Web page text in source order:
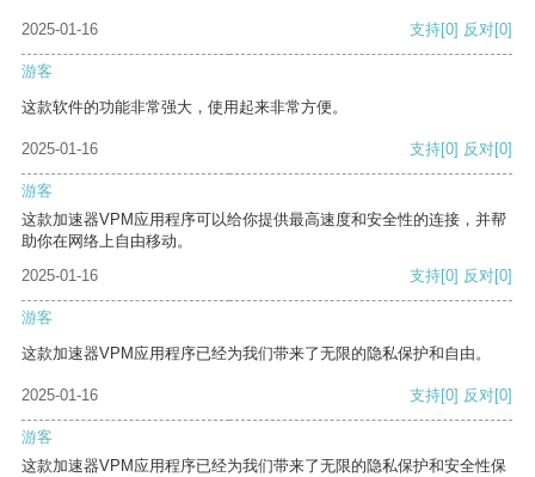
2025-01-16 支持[0] 反对[0]
游客
这款软件的功能非常强大，使用起来非常方便。
2025-01-16 支持[0] 反对[0]
游客
这款加速器VPM应用程序可以给你提供最高速度和安全性的连接，并帮
助你在网络上自由移动。
2025-01-16
支持[0] 反对[0]
游客
这款加速器VPM应用程序已经为我们带来了无限的隐私保护和自由。
2025-01-16 支持[0] 反对[0]
游客
这款加速器VPM应用程序已经为我们带来了无限的隐私保护和安全性保